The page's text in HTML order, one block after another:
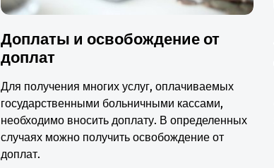
Доплаты и освобождение от
доплат
Для получения многих услуг, оплачиваемых
государственными больничными кассами,
необходимо вносить доплату. В определенных
случаях можно получить освобождение от
доплат.